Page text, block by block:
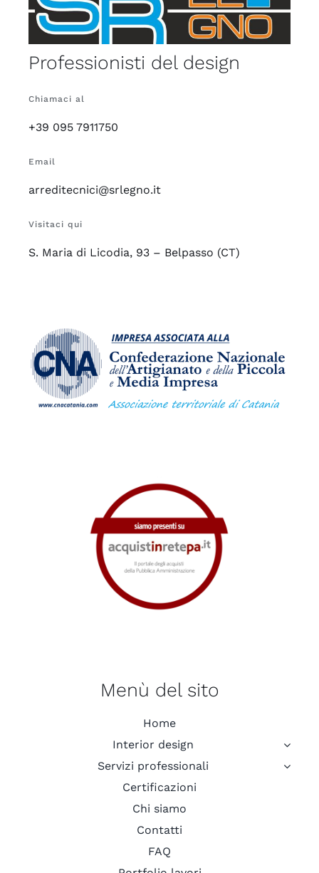
Professionisti del design
Chiamaci al
+39 095 7911750
Email
arreditecnici@srlegno.it
Visitaci qui
S. Maria di Licodia, 93 – Belpasso (CT)
Menù del sito
Home
Interior design
Servizi professionali
Certificazioni
Chi siamo
Contatti
FAQ